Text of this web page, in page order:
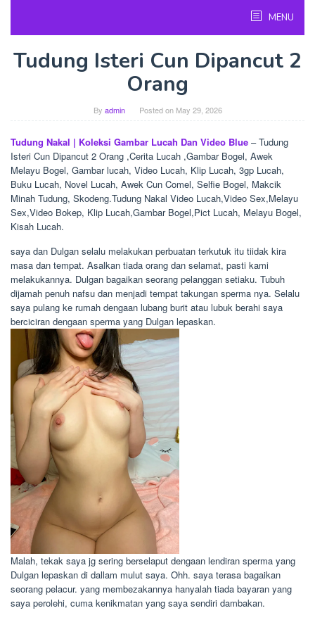
content
MENU
Tudung Isteri Cun Dipancut 2
Orang
By admin Posted on May 29, 2026
Tudung Nakal | Koleksi Gambar Lucah Dan Video Blue – Tudung
Isteri Cun Dipancut 2 Orang ,Cerita Lucah ,Gambar Bogel, Awek
Melayu Bogel, Gambar lucah, Video Lucah, Klip Lucah, 3gp Lucah,
Buku Lucah, Novel Lucah, Awek Cun Comel, Selfie Bogel, Makcik
Minah Tudung, Skodeng.Tudung Nakal Video Lucah,Video Sex,Melayu
Sex,Video Bokep, Klip Lucah,Gambar Bogel,Pict Lucah, Melayu Bogel,
Kisah Lucah.
saya dan Dulgan selalu melakukan perbuatan terkutuk itu tiidak kira
masa dan tempat. Asalkan tiada orang dan selamat, pasti kami
melakukannya. Dulgan bagaikan seorang pelanggan setiaku. Tubuh
dijamah penuh nafsu dan menjadi tempat takungan sperma nya. Selalu
saya pulang ke rumah dengaan lubang burit atau lubuk berahi saya
berciciran dengaan sperma yang Dulgan lepaskan.
Malah, tekak saya jg sering berselaput dengaan lendiran sperma yang
Dulgan lepaskan di dallam mulut saya. Ohh. saya terasa bagaikan
seorang pelacur. yang membezakannya hanyalah tiada bayaran yang
saya perolehi, cuma kenikmatan yang saya sendiri dambakan.